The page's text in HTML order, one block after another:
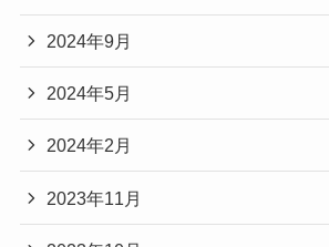
2024年9月
2024年5月
2024年2月
2023年11月